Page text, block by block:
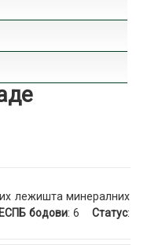
лежишта минералних
бодови: 6Статус: